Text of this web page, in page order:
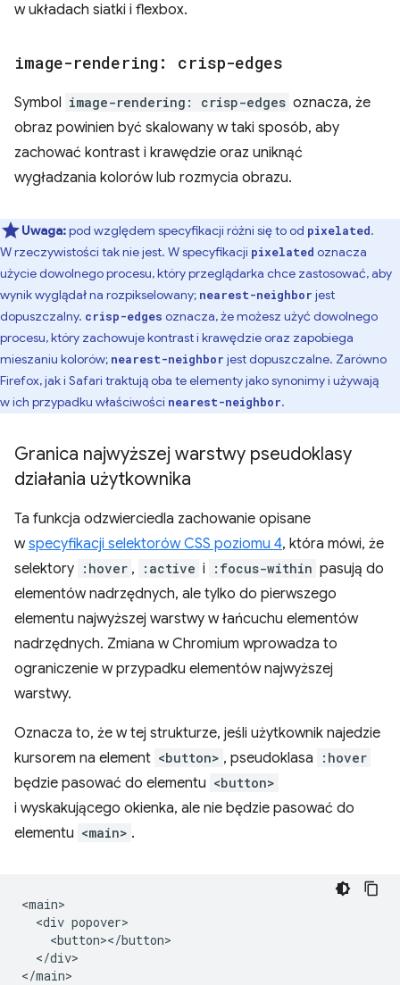
w układach siatki i flexbox.
image-rendering: crisp-edges
Symbol image-rendering: crisp-edges oznacza, że
obraz powinien być skalowany w taki sposób, aby
zachować kontrast i krawędzie oraz uniknąć
wygładzania kolorów lub rozmycia obrazu.
Uwaga:pod względem specyfikacji różni się to od pixelated.
W rzeczywistości tak nie jest. W specyfikacji pixelated oznacza
użycie dowolnego procesu, który przeglądarka chce zastosować, aby
wynik wyglądał na rozpikselowany; nearest-neighbor jest
dopuszczalny. crisp-edges oznacza, że możesz użyć dowolnego
procesu, który zachowuje kontrast i krawędzie oraz zapobiega
mieszaniu kolorów; nearest-neighbor jest dopuszczalne. Zarówno
Firefox, jak i Safari traktują oba te elementy jako synonimy i używają
w ich przypadku właściwości nearest-neighbor.
Granica najwyższej warstwy pseudoklasy
działania użytkownika
Ta funkcja odzwierciedla zachowanie opisane
wspecyfikacji selektorów CSS poziomu 4, która mówi, że
selektory :hover , :active i :focus-within pasują do
elementów nadrzędnych, ale tylko do pierwszego
elementu najwyższej warstwy w łańcuchu elementów
nadrzędnych. Zmiana w Chromium wprowadza to
ograniczenie w przypadku elementów najwyższej
warstwy.
Oznacza to, że w tej strukturze, jeśli użytkownik najedzie
kursorem na element <button> , pseudoklasa :hover
będzie pasować do elementu <button>
i wyskakującego okienka, ale nie będzie pasować do
elementu <main> .
<main>
  <div popover>
    <button></button>
  </div>
</main>